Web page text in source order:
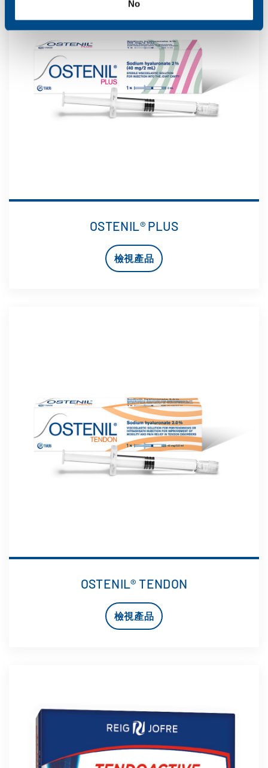
No
OSTENIL® PLUS
檢視產品
OSTENIL® TENDON
檢視產品